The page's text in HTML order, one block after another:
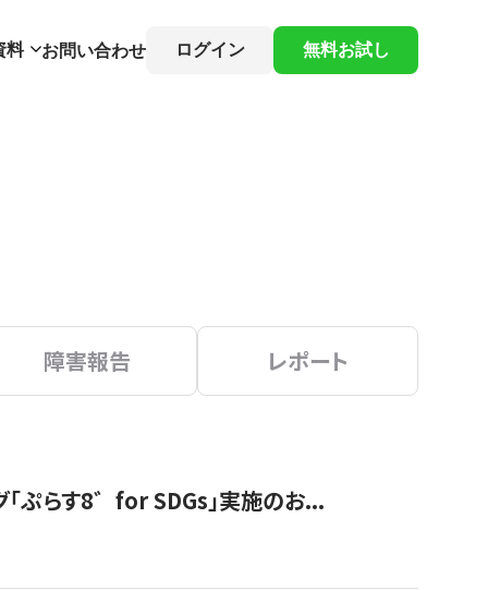
料 お問い合わせ ログイン 無料お試し
障害報告 レポート
ぷらす8゛for SDGs」実施のお...